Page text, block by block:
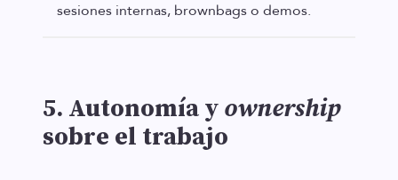
sesiones internas, brownbags o demos.
5. Autonomía y ownership
sobre el trabajo